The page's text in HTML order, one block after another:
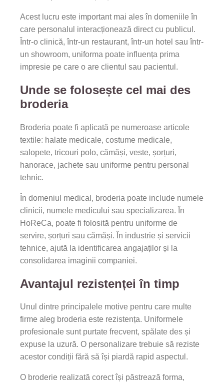
Acest lucru este important mai ales în domeniile în
care personalul interacționează direct cu publicul.
Într-o clinică, într-un restaurant, într-un hotel sau într-
un showroom, uniforma poate influența prima
impresie pe care o are clientul sau pacientul.
Unde se folosește cel mai des
broderia
Broderia poate fi aplicată pe numeroase articole
textile: halate medicale, costume medicale,
salopete, tricouri polo, cămăși, veste, șorțuri,
hanorace, jachete sau uniforme pentru personal
tehnic.
În domeniul medical, broderia poate include numele
clinicii, numele medicului sau specializarea. În
HoReCa, poate fi folosită pentru uniforme de
servire, șorțuri sau cămăși. În industrie și servicii
tehnice, ajută la identificarea angajaților și la
consolidarea imaginii companiei.
Avantajul rezistenței în timp
Unul dintre principalele motive pentru care multe
firme aleg broderia este rezistența. Uniformele
profesionale sunt purtate frecvent, spălate des și
expuse la uzură. O personalizare trebuie să reziste
acestor condiții fără să își piardă rapid aspectul.
O broderie realizată corect își păstrează forma,